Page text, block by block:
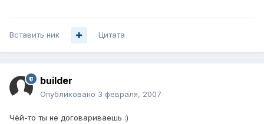
Вставить ник Цитата
builder
Опубликовано 3 февраля, 2007
Чёй-то ты не договариваешь :)